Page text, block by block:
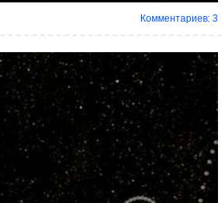
Комментариев: 3